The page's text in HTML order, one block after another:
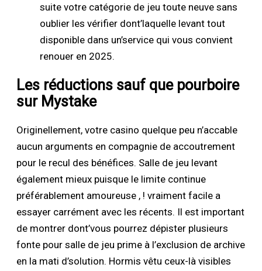
suite votre catégorie de jeu toute neuve sans
oublier les vérifier dont’laquelle levant tout
disponible dans un’service qui vous convient
renouer en 2025.
Les réductions sauf que pourboire
sur Mystake
Originellement, votre casino quelque peu n’accable
aucun arguments en compagnie de accoutrement
pour le recul des bénéfices. Salle de jeu levant
également mieux puisque le limite continue
préférablement amoureuse , ! vraiment facile a
essayer carrément avec les récents. Il est important
de montrer dont’vous pourrez dépister plusieurs
fonte pour salle de jeu prime à l’exclusion de archive
en la mati d’solution. Hormis vêtu ceux-là visibles